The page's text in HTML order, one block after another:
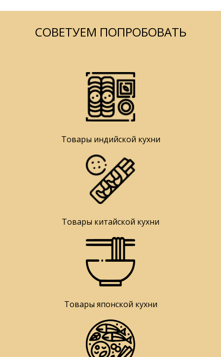
СОВЕТУЕМ ПОПРОБОВАТЬ
Товары индийской кухни
Товары китайской кухни
Товары японской кухни